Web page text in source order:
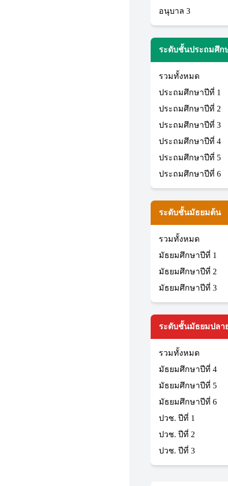
อนุบาล 3
ระดับชั้นประถมศึก
รวมทั้งหมด
ประถมศึกษาปีที่ 1
ประถมศึกษาปีที่ 2
ประถมศึกษาปีที่ 3
ประถมศึกษาปีที่ 4
ประถมศึกษาปีที่ 5
ประถมศึกษาปีที่ 6
ระดับชั้นมัธยมต้น
รวมทั้งหมด
มัธยมศึกษาปีที่ 1
มัธยมศึกษาปีที่ 2
มัธยมศึกษาปีที่ 3
ระดับชั้นมัธยมปลา
รวมทั้งหมด
มัธยมศึกษาปีที่ 4
มัธยมศึกษาปีที่ 5
มัธยมศึกษาปีที่ 6
ปวช. ปีที่ 1
ปวช. ปีที่ 2
ปวช. ปีที่ 3